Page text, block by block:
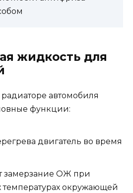
жидкость для
автомобиля
функции:
двигатель во время
замерзание ОЖ при
температурах окружающей